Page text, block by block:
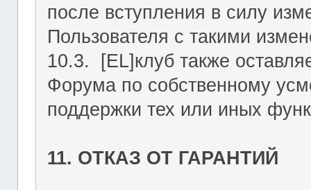
после вступления в силу
Пользователя с такими
10.3. [EL]клуб также
Форума по собственному
поддержки тех или иных
11. ОТКАЗ ОТ ГАРАНТИЙ